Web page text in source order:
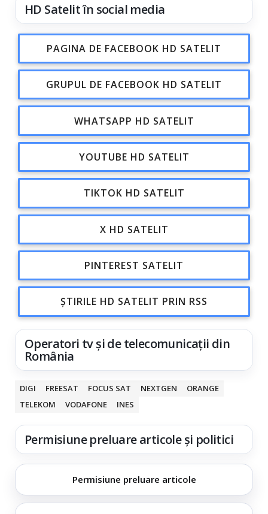
HD Satelit în social media
PAGINA DE FACEBOOK HD SATELIT
GRUPUL DE FACEBOOK HD SATELIT
WHATSAPP HD SATELIT
YOUTUBE HD SATELIT
TIKTOK HD SATELIT
X HD SATELIT
PINTEREST SATELIT
ȘTIRILE HD SATELIT PRIN RSS
Operatori tv și de telecomunicații din
România
DIGI FREESAT FOCUS SAT NEXTGEN
ORANGE
TELEKOM
VODAFONE INES
Permisiune preluare articole și politici
Permisiune preluare articole